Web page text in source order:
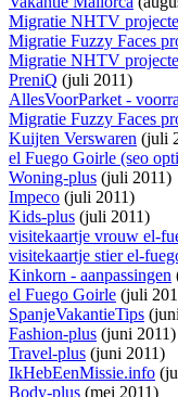
Migratie NHTV
Migratie Fuzzy Faces
Migratie NHTV
PreniQ (juli 2011)
AllesVoorParket -
Migratie Fuzzy Faces
Kuijten Verswaren (juli
el Fuego Goirle (seo
Woning-plus (juli 2011)
Impeco (juli 2011)
Kids-plus (juli 2011)
visitekaartje vrouw el-
visitekaartje stier el-
Kinkorn - aanpassingen
el Fuego Goirle (juli
SpanjeVakantieTips
Fashion-plus (juni 2011)
Travel-plus (juni 2011)
IkHebEenMissie.info
Body-plus (mei 2011)